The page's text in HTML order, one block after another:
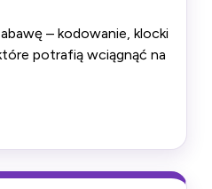
– kodowanie, klocki
potrafią wciągnąć na